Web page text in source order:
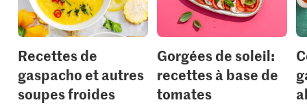
Recettes de
gaspacho et autres
soupes froides
Gorgées de soleil:
recettes à base de
tomates